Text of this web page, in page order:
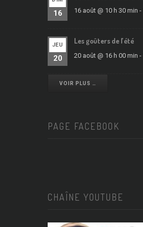
16 16 août @ 10 h 30 min -
JEU
20
Les goûters de l’été
20 août @ 16 h 00 min -
VOIR PLUS …
PAGE FACEBOOK
CHAÎNE YOUTUBE